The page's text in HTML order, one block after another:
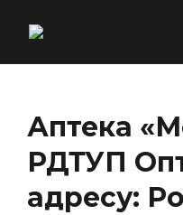
Аптека
РДТУП
адресу: